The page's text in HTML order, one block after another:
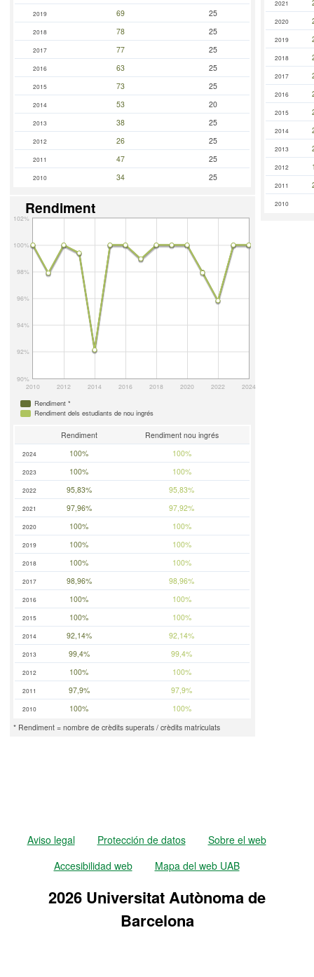
2021
2020
2019
2018
2017
2016
2015
2014
2013
2012
2011
2010
2019 69 25
2018 78 25
2017 77 25
2016 63 25
2015 73 25
2014 53 20
2013 38 25
2012 26 25
2011 47 25
2010 34 25
Rendiment
2010 2012 2014 2016 2018 2020 2022 2024
90%
92%
94%
96%
98%
100%
102%
Rendiment *
Rendiment dels estudiants de nou ingrés
Rendiment Rendiment nou ingrés
2024 100% 100%
2023 100% 100%
2022 95,83% 95,83%
2021 97,96% 97,92%
2020 100% 100%
2019 100% 100%
2018 100% 100%
2017 98,96% 98,96%
2016 100% 100%
2015 100% 100%
2014 92,14% 92,14%
2013 99,4% 99,4%
2012 100% 100%
2011 97,9% 97,9%
2010 100%
100%
* Rendiment = nombre de crèdits superats / crèdits matriculats
Aviso legal Protección de datos
Sobre el web
Accesibilidad web
Mapa del web UAB
2026 Universitat Autònoma de
Barcelona